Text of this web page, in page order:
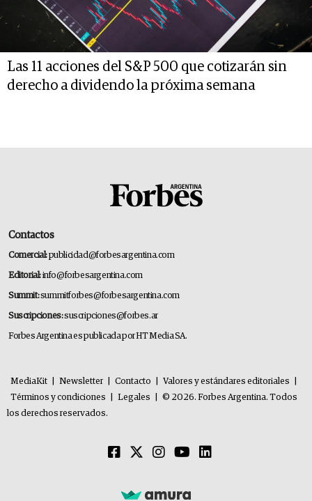
Las 11 acciones del S&P 500 que cotizarán sin
derecho a dividendo la próxima semana
Contactos
Comercial:publicidad@forbesargentina.com
Editorial:info@forbesargentina.com
Summit:summitforbes@forbesargentina.com
Suscripciones:suscripciones@forbes.ar
Forbes Argentina es publicada por HT Media SA.
MediaKit Newsletter Contacto Valores y estándares editoriales
Términos y condiciones
Legales
© 2026. Forbes Argentina. Todos
los derechos reservados.